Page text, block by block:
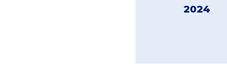
2024